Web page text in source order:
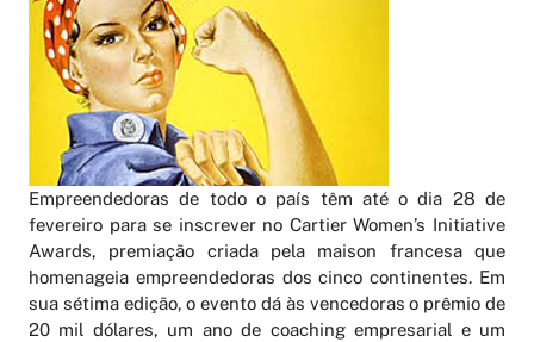
Empreendedoras de todo o país têm até o dia 28 de
fevereiro para se inscrever no Cartier Women’s Initiative
Awards, premiação criada pela maison francesa que
homenageia empreendedoras dos cinco continentes. Em
sua sétima edição, o evento dá às vencedoras o prêmio de
20 mil dólares, um ano de coaching empresarial e um